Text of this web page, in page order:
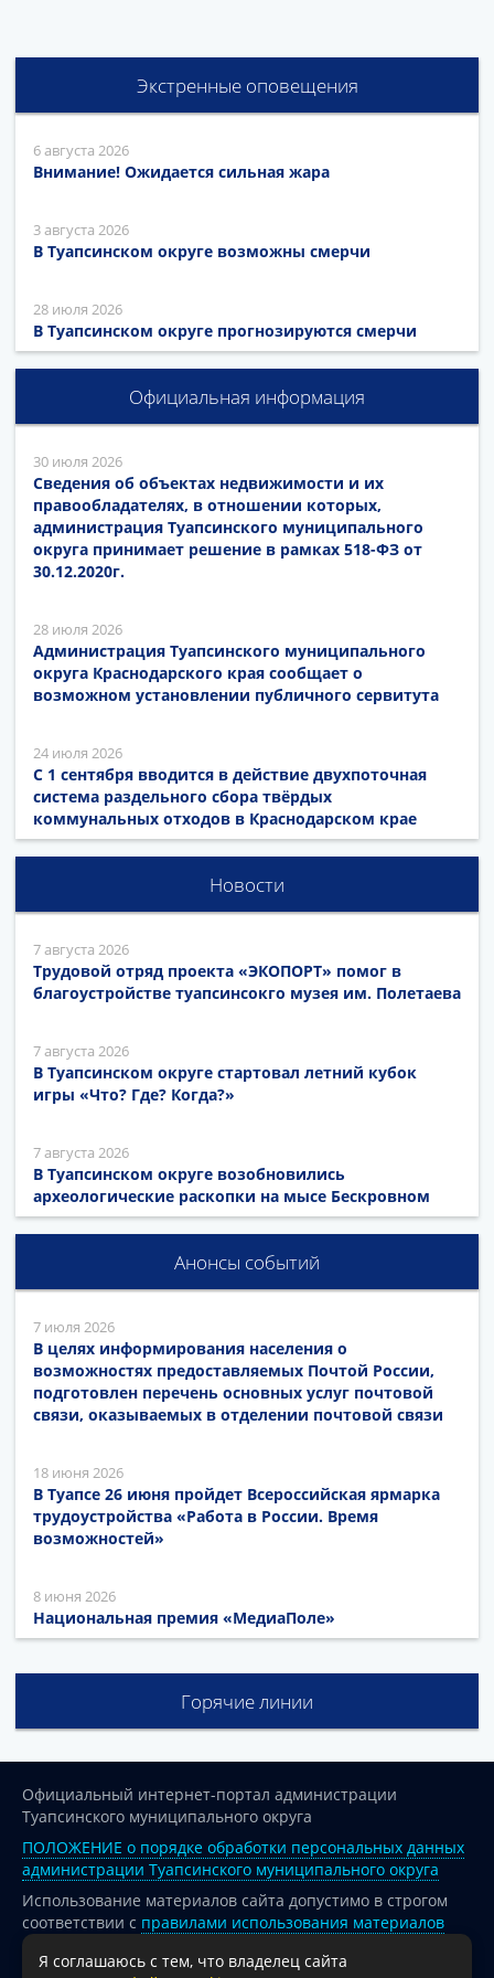
Экстренные оповещения
6 августа 2026
Внимание! Ожидается сильная жара
3 августа 2026
В Туапсинском округе возможны смерчи
28 июля 2026
В Туапсинском округе прогнозируются смерчи
Официальная информация
30 июля 2026
Сведения об объектах недвижимости и их
правообладателях, в отношении которых,
администрация Туапсинского муниципального
округа принимает решение в рамках 518-ФЗ от
30.12.2020г.
28 июля 2026
Администрация Туапсинского муниципального
округа Краснодарского края сообщает о
возможном установлении публичного сервитута
24 июля 2026
С 1 сентября вводится в действие двухпоточная
система раздельного сбора твёрдых
коммунальных отходов в Краснодарском крае
Новости
7 августа 2026
Трудовой отряд проекта «ЭКОПОРТ» помог в
благоустройстве туапсинсокго музея им. Полетаева
7 августа 2026
В Туапсинском округе стартовал летний кубок
игры «Что? Где? Когда?»
7 августа 2026
В Туапсинском округе возобновились
археологические раскопки на мысе Бескровном
Анонсы событий
7 июля 2026
В целях информирования населения о
возможностях предоставляемых Почтой России,
подготовлен перечень основных услуг почтовой
связи, оказываемых в отделении почтовой связи
18 июня 2026
В Туапсе 26 июня пройдет Всероссийская ярмарка
трудоустройства «Работа в России. Время
возможностей»
8 июня 2026
Национальная премия «МедиаПоле»
Горячие линии
Официальный интернет-портал администрации
Туапсинского муниципального округа
ПОЛОЖЕНИЕ о порядке обработки персональных данных
администрации Туапсинского муниципального округа
Использование материалов сайта допустимо в строгом
соответствии с правилами использования материалов
опубликованных на сайте
Я соглашаюсь с тем, что владелец сайта